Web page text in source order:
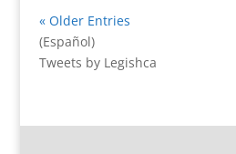
« Older Entries
(Español)
Tweets by Legishca